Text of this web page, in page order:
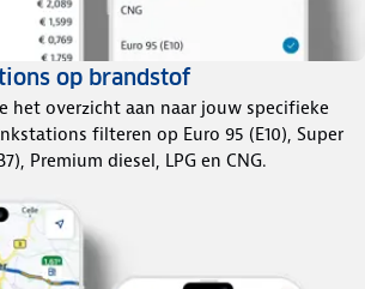
op brandstof
het overzicht aan naar jouw specifieke
filteren op Euro 95 (E10), Super
Premium diesel, LPG en CNG.